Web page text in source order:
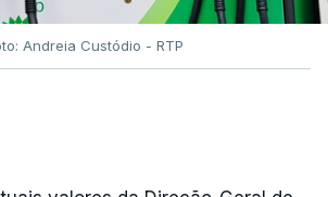
Andreia Custódio - RTP